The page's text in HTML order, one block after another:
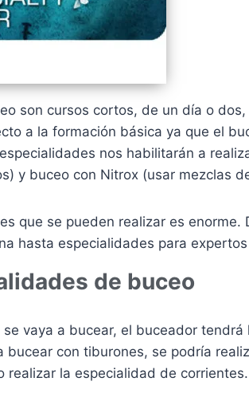
son cursos cortos, de un día o
a la formación básica ya que el
nos habilitarán a
y buceo con Nitrox (usar mezclas
que se pueden realizar es
hasta especialidades para
de buceo
vaya a bucear, el buceador
bucear con tiburones, se podría
realizar la especialidad de corrientes.